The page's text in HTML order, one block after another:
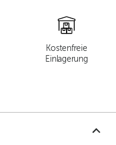
Kostenfreie
Einlagerung